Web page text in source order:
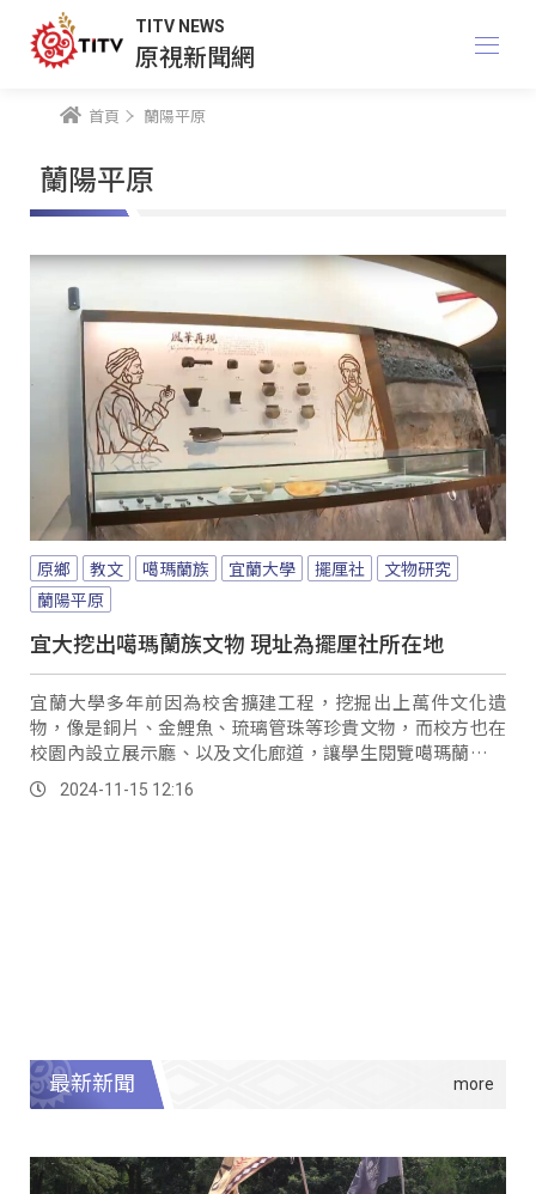
TITV NEWS
原視新聞網
首頁 蘭陽平原
蘭陽平原
原鄉 教文 噶瑪蘭族 宜蘭大學 擺厘社
文物研究
蘭陽平原
宜大挖出噶瑪蘭族文物 現址為擺厘社所在地
宜蘭大學多年前因為校舍擴建工程，挖掘出上萬件文化遺
物，像是銅片、金鯉魚、琉璃管珠等珍貴文物，而校方也在
校園內設立展示廳、以及文化廊道，讓學生閱覽噶瑪蘭族的
悠久歷史。
2024-11-15 12:16
最新新聞